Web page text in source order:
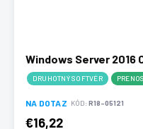
Windows Server 2016
DRUHOTNÝ SOFTVÉR
NA DOTAZ KÓD: R18-05121
€16,22